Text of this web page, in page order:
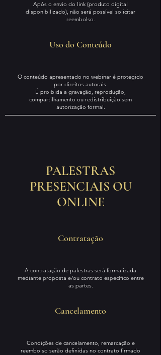
Após o envio do link (produto digital
disponibilizado), não será possível solicitar
reembolso.
Uso do Conteúdo
O conteúdo apresentado no webinar é protegido
por direitos autorais.
É proibida a gravação, reprodução,
compartilhamento ou redistribuição sem
autorização formal.
PALESTRAS
PRESENCIAIS OU
ONLINE
Contratação
A contratação de palestras será formalizada
mediante proposta e/ou contrato específico entre
as partes.
Cancelamento
Condições de cancelamento, remarcação e
reembolso serão definidas no contrato firmado